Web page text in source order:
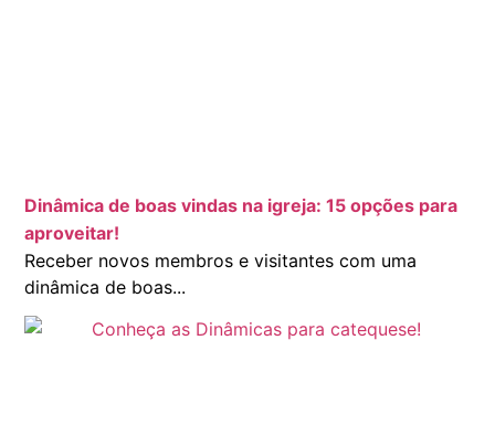
Dinâmica de boas vindas na igreja: 15 opções para
aproveitar!
Receber novos membros e visitantes com uma
dinâmica de boas...